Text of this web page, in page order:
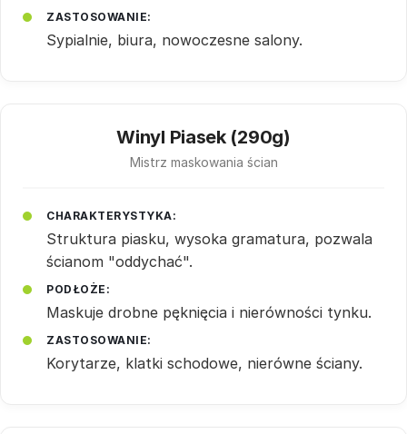
ZASTOSOWANIE:
Sypialnie, biura, nowoczesne salony.
Winyl Piasek (290g)
Mistrz maskowania ścian
CHARAKTERYSTYKA:
Struktura piasku, wysoka gramatura, pozwala
ścianom "oddychać".
PODŁOŻE:
Maskuje drobne pęknięcia i nierówności tynku.
ZASTOSOWANIE:
Korytarze, klatki schodowe, nierówne ściany.